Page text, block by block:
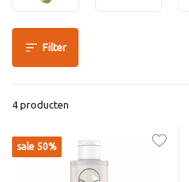
Filter
4 producten
sale 50%